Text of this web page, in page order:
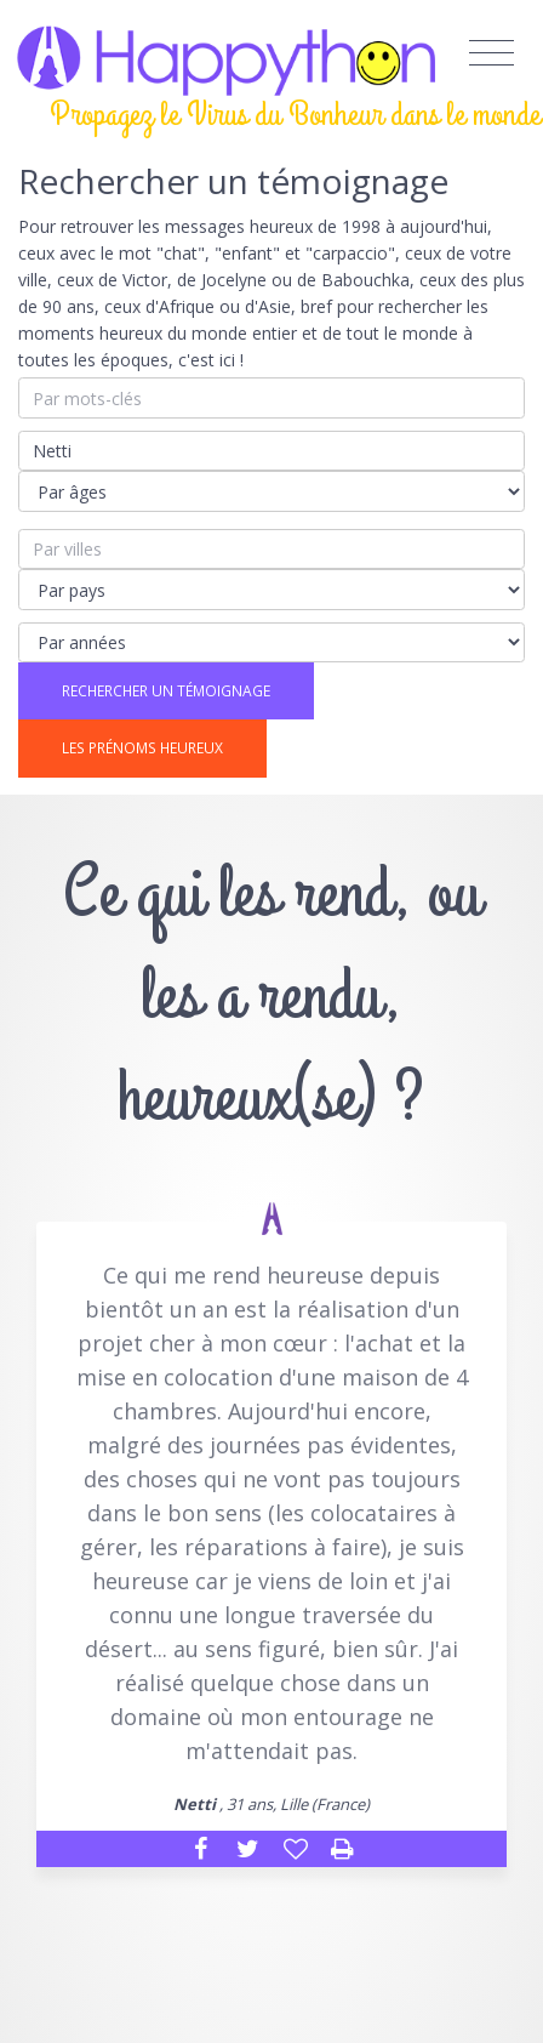
Propagez le Virus du Bonheur dans le monde
Rechercher un témoignage
Pour retrouver les messages heureux de 1998 à aujourd'hui,
ceux avec le mot "chat", "enfant" et "carpaccio", ceux de votre
ville, ceux de Victor, de Jocelyne ou de Babouchka, ceux des plus
de 90 ans, ceux d'Afrique ou d'Asie, bref pour rechercher les
moments heureux du monde entier et de tout le monde à
toutes les époques, c'est ici !
LES PRÉNOMS HEUREUX
Ce qui les rend, ou
les a rendu,
heureux(se) ?
Ce qui me rend heureuse depuis
bientôt un an est la réalisation d'un
projet cher à mon cœur : l'achat et la
mise en colocation d'une maison de 4
chambres. Aujourd'hui encore,
malgré des journées pas évidentes,
des choses qui ne vont pas toujours
dans le bon sens (les colocataires à
gérer, les réparations à faire), je suis
heureuse car je viens de loin et j'ai
connu une longue traversée du
désert... au sens figuré, bien sûr. J'ai
réalisé quelque chose dans un
domaine où mon entourage ne
m'attendait pas.
Netti, 31 ans, Lille (France)